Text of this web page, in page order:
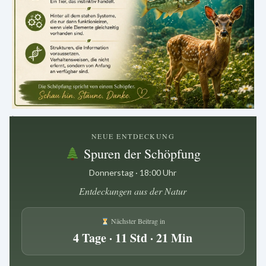
.
NEUE ENTDECKUNG
Spuren der Schöpfung
Donnerstag · 18:00 Uhr
Entdeckungen aus der Natur
Nächster Beitrag in
4 Tage · 11 Std · 21 Min